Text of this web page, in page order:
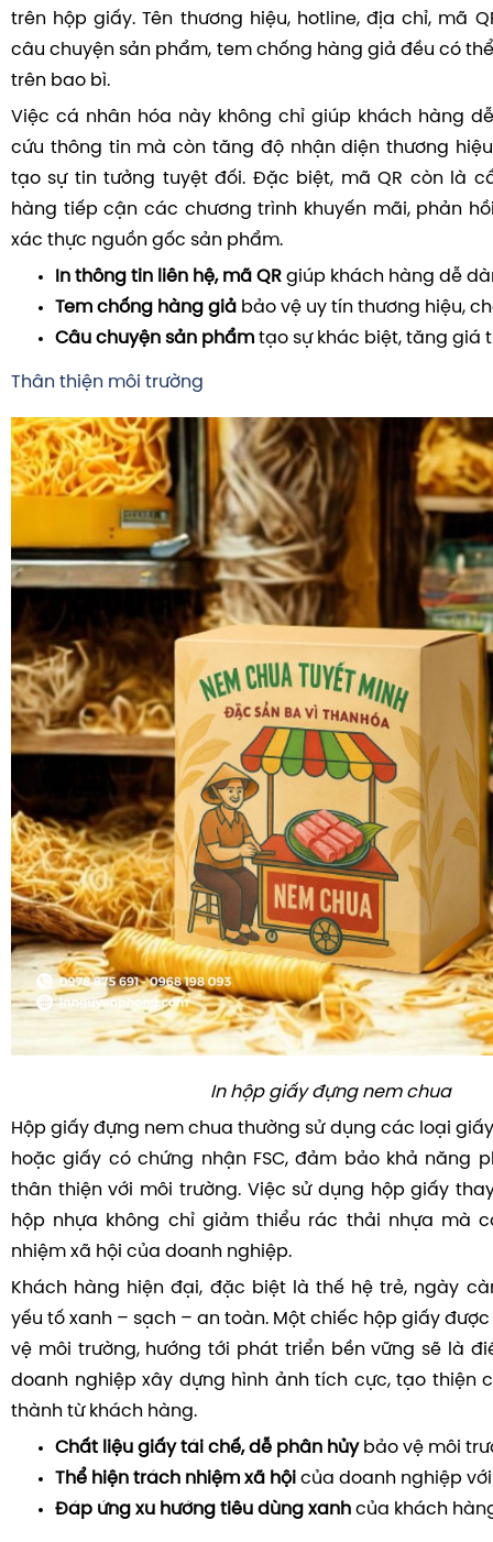
trên hộp giấy. Tên thương hiệu, hotline, địa chỉ, mã
câu chuyện sản phẩm, tem chống hàng giả đều có
trên bao bì.
Việc cá nhân hóa này không chỉ giúp khách hàng
cứu thông tin mà còn tăng độ nhận diện thương
tạo sự tin tưởng tuyệt đối. Đặc biệt, mã QR còn là
hàng tiếp cận các chương trình khuyến mãi, phản
xác thực nguồn gốc sản phẩm.
In thông tin liên hệ, mã QR giúp khách hàng dễ
Tem chống hàng giả bảo vệ uy tín thương hiệu,
Câu chuyện sản phẩm tạo sự khác biệt, tăng giá
Thân thiện môi trường
In hộp giấy đựng nem chua
Hộp giấy đựng nem chua thường sử dụng các loại
hoặc giấy có chứng nhận FSC, đảm bảo khả năng
thân thiện với môi trường. Việc sử dụng hộp giấy
hộp nhựa không chỉ giảm thiểu rác thải nhựa mà
nhiệm xã hội của doanh nghiệp.
Khách hàng hiện đại, đặc biệt là thế hệ trẻ, ngày
yếu tố xanh – sạch – an toàn. Một chiếc hộp giấy
vệ môi trường, hướng tới phát triển bền vững sẽ là
doanh nghiệp xây dựng hình ảnh tích cực, tạo thiện
thành từ khách hàng.
Chất liệu giấy tái chế, dễ phân hủybảo vệ môi
Thể hiện trách nhiệm xã hội của doanh nghiệp
Đáp ứng xu hướng tiêu dùng xanh của khách